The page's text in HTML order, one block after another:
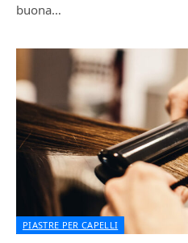
buona…
PIASTRE PER CAPELLI